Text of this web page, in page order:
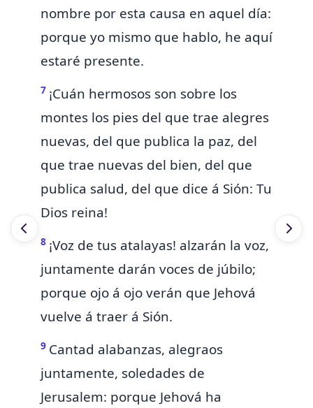
nombre por esta causa en aquel día:
porque yo mismo que hablo, he aquí
estaré presente.
7 ¡Cuán hermosos son sobre los
montes los pies del que trae alegres
nuevas, del que publica la paz, del
que trae nuevas del bien, del que
publica salud, del que dice á Sión: Tu
Dios reina!
8 ¡Voz de tus atalayas! alzarán la voz,
juntamente darán voces de júbilo;
porque ojo á ojo verán que Jehová
vuelve á traer á Sión.
9 Cantad alabanzas, alegraos
juntamente, soledades de
Jerusalem: porque Jehová ha